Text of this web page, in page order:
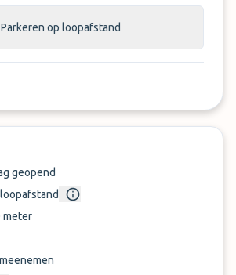
Parkeren op loopafstand
geopend
meter